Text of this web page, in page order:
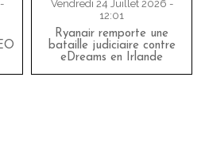
Vendredi 24 Juillet 2026 -
12:01
Ryanair remporte une
bataille judiciaire contre
eDreams en Irlande